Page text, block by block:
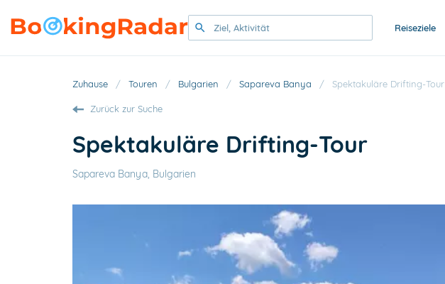
Reiseziele
Zuhause / Touren / Bulgarien / Sapareva Banya / Spektakuläre Drifting-Tour
Zurück zur Suche
Spektakuläre Drifting-Tour
Sapareva Banya, Bulgarien